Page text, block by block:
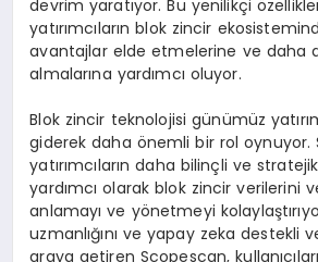
devrim yaratıyor. Bu yenilikçi
yatırımcıların blok zincir
avantajlar elde etmelerine ve daha
almalarına yardımcı oluyor.
Blok zincir teknolojisi günümüz
giderek daha önemli bir rol oynuyor.
yatırımcıların daha bilinçli ve
yardımcı olarak blok zincir verilerini ve
anlamayı ve yönetmeyi
uzmanlığını ve yapay zeka destekli
araya getiren Scopescan,